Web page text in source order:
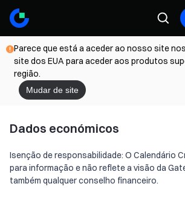
Parece que está a aceder ao nosso site
site dos EUA para aceder aos produtos
região.
Mudar de site
Dados económicos
Isenção de responsabilidade: O Calendário
para informação e não reflete a visão da
também qualquer conselho financeiro.